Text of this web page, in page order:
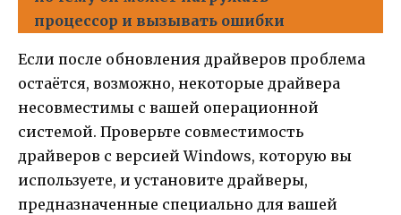
процессор и вызывать ошибки
Если после обновления драйверов проблема
остаётся, возможно, некоторые драйвера
несовместимы с вашей операционной
системой. Проверьте совместимость
драйверов с версией Windows, которую вы
используете, и установите драйверы,
предназначенные специально для вашей